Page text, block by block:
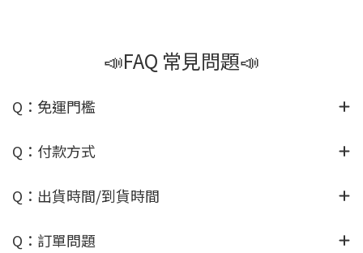
📣FAQ 常見問題📣
Q：免運門檻
Q：付款方式
Q：出貨時間/到貨時間
Q：訂單問題